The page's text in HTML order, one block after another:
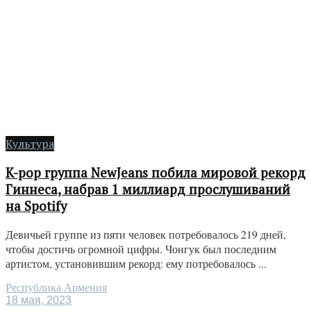
Культура
K-pop группа NewJeans побила мировой рекорд
Гиннеса, набрав 1 миллиард прослушиваний
на Spotify
Девичьей группе из пяти человек потребовалось 219 дней,
чтобы достичь огромной цифры. Чонгук был последним
артистом, установившим рекорд: ему потребовалось ...
Республика Армения
18 мая, 2023